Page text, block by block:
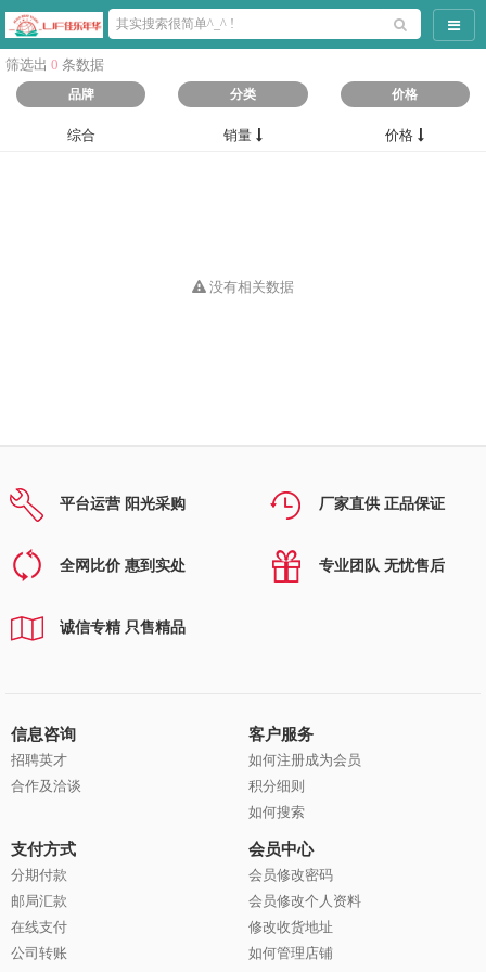
导航
筛选出 0 条数据
品牌 分类 价格
综合 销量 价格
没有相关数据
平台运营 阳光采购 厂家直供 正品保证
全网比价 惠到实处 专业团队 无忧售后
诚信专精 只售精品
信息咨询
招聘英才
合作及洽谈
客户服务
如何注册成为会员
积分细则
如何搜索
支付方式
分期付款
邮局汇款
在线支付
公司转账
会员中心
会员修改密码
会员修改个人资料
修改收货地址
如何管理店铺